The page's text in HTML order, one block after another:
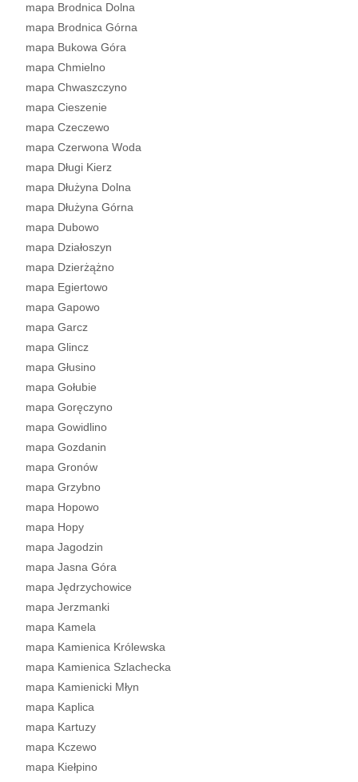
mapa Brodnica Dolna
mapa Brodnica Górna
mapa Bukowa Góra
mapa Chmielno
mapa Chwaszczyno
mapa Cieszenie
mapa Czeczewo
mapa Czerwona Woda
mapa Długi Kierz
mapa Dłużyna Dolna
mapa Dłużyna Górna
mapa Dubowo
mapa Działoszyn
mapa Dzierżążno
mapa Egiertowo
mapa Gapowo
mapa Garcz
mapa Glincz
mapa Głusino
mapa Gołubie
mapa Goręczyno
mapa Gowidlino
mapa Gozdanin
mapa Gronów
mapa Grzybno
mapa Hopowo
mapa Hopy
mapa Jagodzin
mapa Jasna Góra
mapa Jędrzychowice
mapa Jerzmanki
mapa Kamela
mapa Kamienica Królewska
mapa Kamienica Szlachecka
mapa Kamienicki Młyn
mapa Kaplica
mapa Kartuzy
mapa Kczewo
mapa Kiełpino